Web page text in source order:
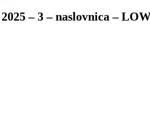
– 3 – naslovnica –